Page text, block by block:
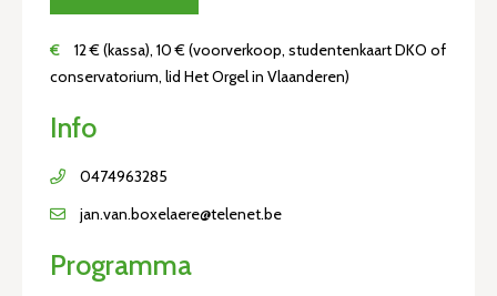
€
12 € (kassa), 10 € (voorverkoop, studentenkaart DKO of
conservatorium, lid Het Orgel in Vlaanderen)
Info
0474963285
jan.van.boxelaere@telenet.be
Programma